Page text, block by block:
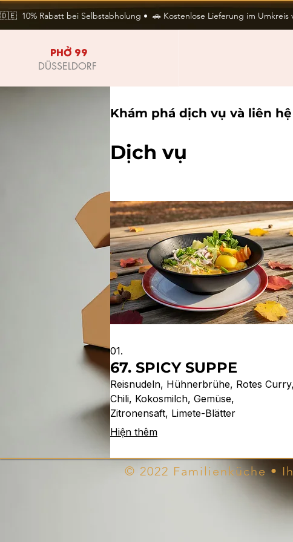
🇩🇪  10% Rabatt bei Selbstabholung •  🚗 Kostenlose Lieferung im
PHỞ 99
DÜSSELDORF
Khám phá dịch vụ và liên
Dịch vụ
01.
67. SPICY SUPPE
Reisnudeln, Hühnerbrühe, Rotes Curry,
Chili, Kokosmilch, Gemüse,
Zitronensaft, Limete-Blätter
Hiện thêm
© 2022 Familienküche •